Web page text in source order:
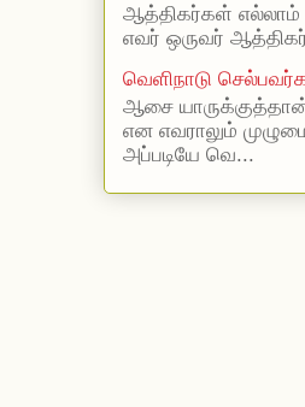
ஆத்திகர்கள்
எவர் ஒருவர்
வெளிநாடு
ஆசை
என எவராலும்
அப்படியே வெ...